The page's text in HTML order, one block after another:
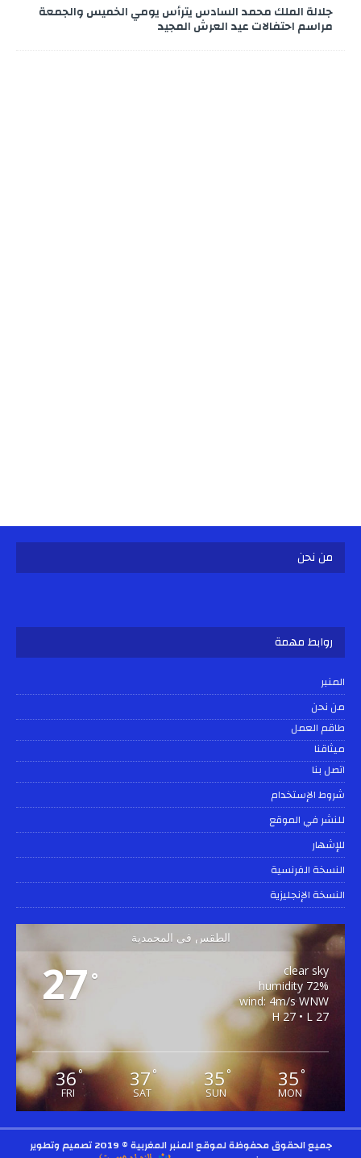
جلالة الملك محمد السادس يترأس يومي الخميس والجمعة
مراسم احتفالات عيد العرش المجيد
من نحن
روابط مهمة
المنبر
من نحن
طاقم العمل
ميثاقنا
اتصل بنا
شروط الإستخدام
للنشر في الموقع
للإشهار
النسخة الفرنسية
النسخة الإنجليزية
الطقس في المحمدية
27 °
clear sky
72% humidity
wind: 4m/s WNW
H 27 • L 27
36°
FRI
37°
SAT
35 °
SUN
35°
MON
جميع الحقوق محفوظة لموقع المنبر المغربية © 2019
تصميم وتطوير